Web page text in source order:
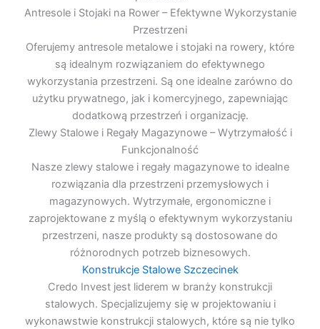
Antresole i Stojaki na Rower – Efektywne Wykorzystanie
Przestrzeni
Oferujemy antresole metalowe i stojaki na rowery, które
są idealnym rozwiązaniem do efektywnego
wykorzystania przestrzeni. Są one idealne zarówno do
użytku prywatnego, jak i komercyjnego, zapewniając
dodatkową przestrzeń i organizację.
Zlewy Stalowe i Regały Magazynowe – Wytrzymałość i
Funkcjonalność
Nasze zlewy stalowe i regały magazynowe to idealne
rozwiązania dla przestrzeni przemysłowych i
magazynowych. Wytrzymałe, ergonomiczne i
zaprojektowane z myślą o efektywnym wykorzystaniu
przestrzeni, nasze produkty są dostosowane do
różnorodnych potrzeb biznesowych.
Konstrukcje Stalowe Szczecinek
Credo Invest jest liderem w branży konstrukcji
stalowych. Specjalizujemy się w projektowaniu i
wykonawstwie konstrukcji stalowych, które są nie tylko